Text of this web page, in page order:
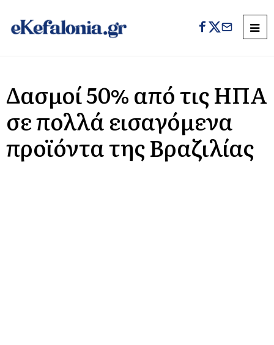
Δασμοί 50% από τις ΗΠΑ
σε πολλά εισαγόμενα
προϊόντα της Βραζιλίας